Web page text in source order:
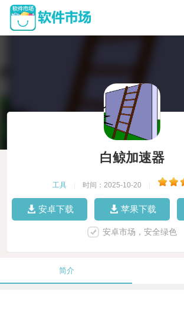
白鲸加速器
工具 时间：2025-10-20
安卓下载 苹果下载
安卓市场，安全绿色
简介